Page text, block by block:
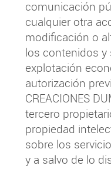
comunicación
cualquier otra
modificación o
los contenidos y
explotación
autorización
CREACIONES
tercero
propiedad
sobre los
y a salvo de lo